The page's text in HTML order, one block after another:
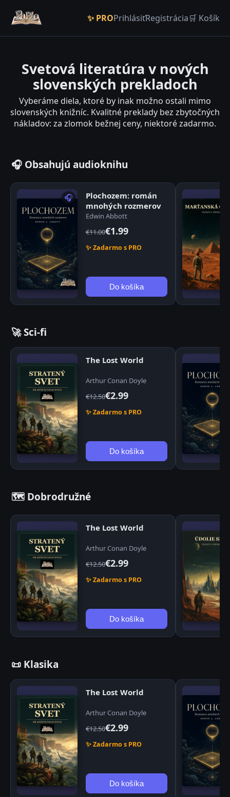
✨ PROPrihlásiťRegistrácia🛒 Košík
Svetová literatúra v nových
slovenských prekladoch
Vyberáme diela, ktoré by inak možno ostali mimo
slovenských knižníc. Kvalitné preklady bez zbytočných
nákladov: za zlomok bežnej ceny, niektoré zadarmo.
🎧 Obsahujú audioknihu
🎧
Plochozem: román
mnohých rozmerov
Edwin Abbott
€11.00€1.99
✨ Zadarmo s PRO
Do košíka
🚀 Sci-fi
The Lost World
Arthur Conan Doyle
€12.50€2.99
✨ Zadarmo s PRO
Do košíka
🗺️ Dobrodružné
The Lost World
Arthur Conan Doyle
€12.50€2.99
✨ Zadarmo s PRO
Do košíka
📜 Klasika
The Lost World
Arthur Conan Doyle
€12.50€2.99
✨ Zadarmo s PRO
Do košíka